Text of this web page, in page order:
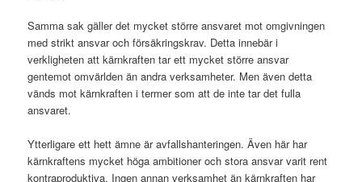
Samma sak gäller det mycket större ansvaret mot omgivningen
med strikt ansvar och försäkringskrav. Detta innebär i
verkligheten att kärnkraften tar ett mycket större ansvar
gentemot omvärlden än andra verksamheter. Men även detta
vänds mot kärnkraften i termer som att de inte tar det fulla
ansvaret.
Ytterligare ett hett ämne är avfallshanteringen. Även här har
kärnkraftens mycket höga ambitioner och stora ansvar varit rent
kontraproduktiva. Ingen annan verksamhet än kärnkraften har